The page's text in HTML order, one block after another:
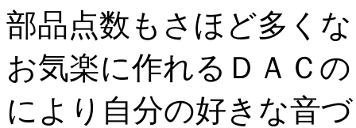
部品点数もさほど多く
お気楽に作れるＤＡＣ
により自分の好きな音